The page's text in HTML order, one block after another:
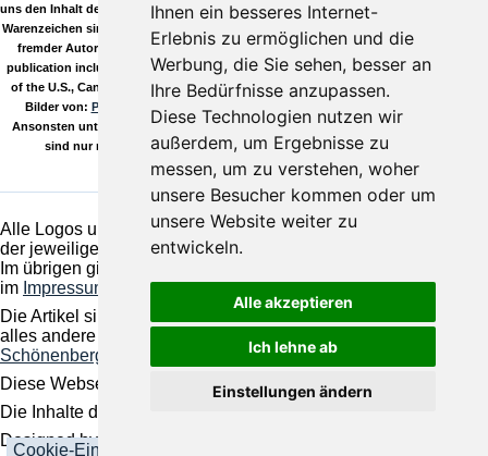
Ihnen ein besseres Internet-
Erlebnis zu ermöglichen und die
Werbung, die Sie sehen, besser an
Ihre Bedürfnisse anzupassen.
Diese Technologien nutzen wir
außerdem, um Ergebnisse zu
messen, um zu verstehen, woher
unsere Besucher kommen oder um
unsere Website weiter zu
entwickeln.
Alle akzeptieren
Ich lehne ab
Einstellungen ändern
uns den Inhalt der verlinkten Seiten nicht zu eigen machen möchten! Alle Logos und
Warenzeichen sind Eigentum Ihrer jeweiligen Besitzer. Die Kommentare wie Beiträge
fremder Autoren stehen im Verantwortungsbereich ihrer jeweiligen Poster. This
publication includes images from CorelDRAW9 which are proted by copyright laws
of the U.S., Canada and elsewhere. Used under license. Außerdem verwenden wir
Bilder von: Pixelio.de
Ansonsten unterliegen alle unsere Inhalte selbstverständlich dem Copyright und
sind nur mit unserer ausdrücklichen Genehmigung zu reproduzieren!
Alle Logos und Warenzeichen auf dieser Seite sind Eigentum
der jeweiligen Besitzer und Lizenzhalter.
Im übrigen gilt Haftungsausschluss. Weitere Details finden Sie
im Impressum
Die Artikel sind geistiges Eigentum des/der jeweiligen Autoren,
alles andere © by
Schönenberg, Winterscheid
Diese Webseite basiert auf pragmaMx 2.9.5.
Die Inhalte dieser Seite sind als
Designed by
Cookie-Einstellungen